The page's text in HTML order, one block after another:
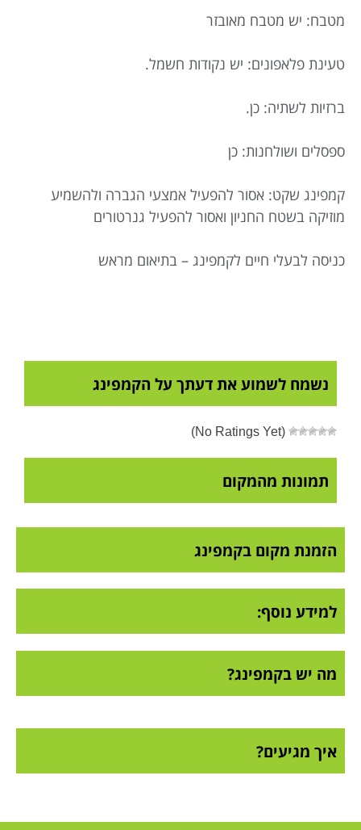
מטבח: יש מטבח מאובזר
טעינת פלאפונים: יש נקודות חשמל.
ברזיות לשתיה: כן.
ספסלים ושולחנות: כן
קמפינג שקט: אסור להפעיל אמצעי הגברה ולהשמיע
מוזיקה בשטח החניון ואסור להפעיל גנרטורים
כניסה לבעלי חיים לקמפינג – בתיאום מראש
נשמח לשמוע את דעתך על הקמפינג
(No Ratings Yet)
תמונות מהמקום
הזמנת מקום בקמפינג
למידע נוסף:
מה יש בקמפינג?
איך מגיעים?